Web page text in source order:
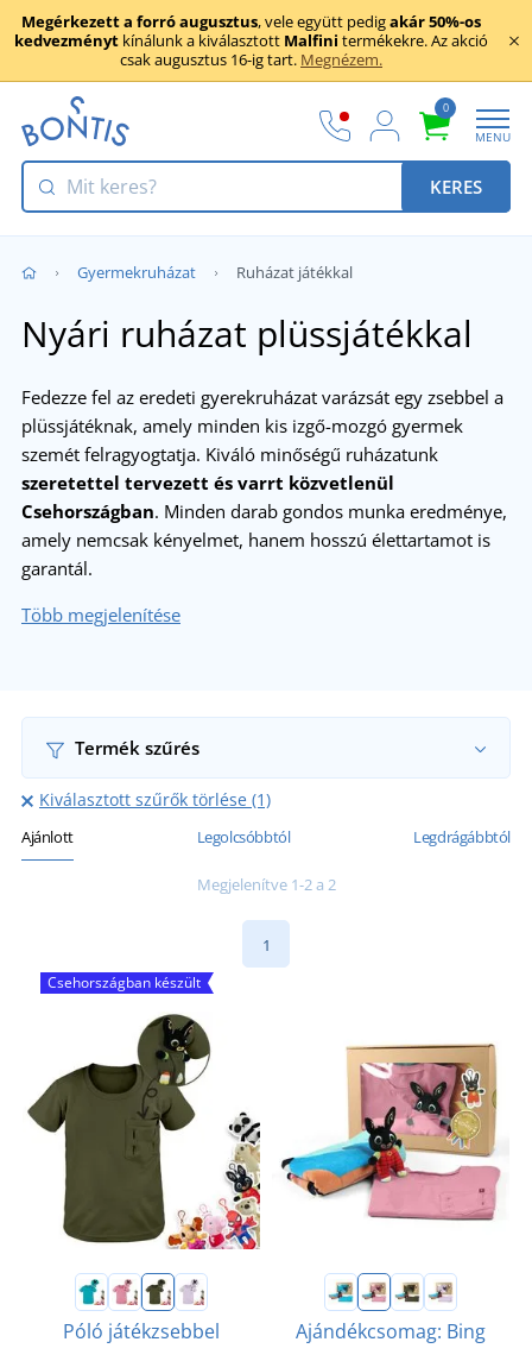
Megérkezett a forró augusztus, vele együtt pedigakár 50%-os
kedvezményt kínálunk a kiválasztott Malfini termékekre. Az akció
csak augusztus 16-ig tart. Megnézem.
0
MENU
KERES
Gyermekruházat Ruházat játékkal
Nyári ruházat plüssjátékkal
Fedezze fel az eredeti gyerekruházat varázsát egy zsebbel a
plüssjátéknak, amely minden kis izgő-mozgó gyermek
szemét felragyogtatja. Kiváló minőségű ruházatunk
szeretettel tervezett és varrt közvetlenül
Csehországban. Minden darab gondos munka eredménye,
amely nemcsak kényelmet, hanem hosszú élettartamot is
garantál.
Több megjelenítése
Termék szűrés
Kiválasztott szűrők törlése (1)
Ajánlott Legolcsóbbtól Legdrágábbtól
Megjelenítve 1-2 a 2
1
Csehországban készült
Póló játékzsebbel Ajándékcsomag: Bing